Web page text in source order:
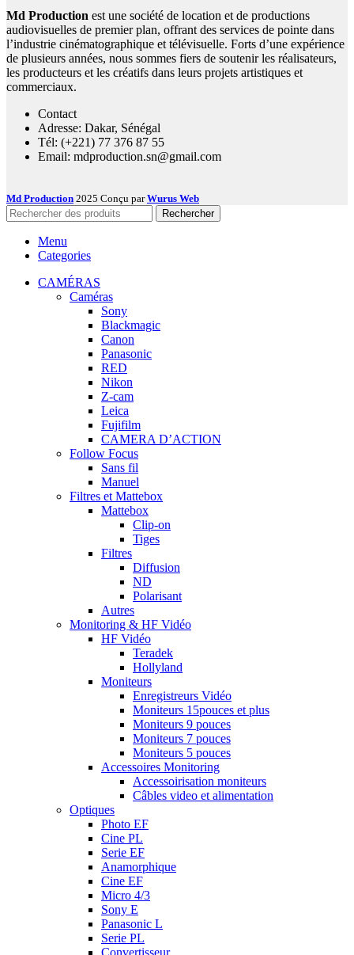
Md Production est une société de location et de productions
audiovisuelles de premier plan, offrant des services de pointe dans
l’industrie cinématographique et télévisuelle. Forts d’une expérience
de plusieurs années, nous sommes fiers de soutenir les réalisateurs,
les producteurs et les créatifs dans leurs projets artistiques et
commerciaux.
Contact
Adresse: Dakar, Sénégal
Tél: (+221) 77 376 87 55
Email: mdproduction.sn@gmail.com
Md Production 2025 Conçu parWurus Web
Rechercher
Menu
Categories
CAMÉRAS
Caméras
Sony
Blackmagic
Canon
Panasonic
RED
Nikon
Z-cam
Leica
Fujifilm
CAMERA D’ACTION
Follow Focus
Sans fil
Manuel
Filtres et Mattebox
Mattebox
Clip-on
Tiges
Filtres
Diffusion
ND
Polarisant
Autres
Monitoring & HF Vidéo
HF Vidéo
Teradek
Hollyland
Moniteurs
Enregistreurs Vidéo
Moniteurs 15pouces et plus
Moniteurs 9 pouces
Moniteurs 7 pouces
Moniteurs 5 pouces
Accessoires Monitoring
Accessoirisation moniteurs
Câbles video et alimentation
Optiques
Photo EF
Cine PL
Serie EF
Anamorphique
Cine EF
Micro 4/3
Sony E
Panasonic L
Serie PL
Convertisseur